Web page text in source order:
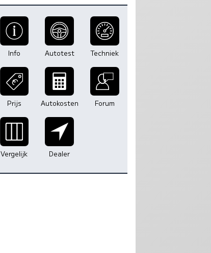
Info Autotest Techniek
Prijs Autokosten Forum
Vergelijk Dealer